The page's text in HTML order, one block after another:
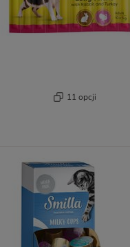
11 opcji